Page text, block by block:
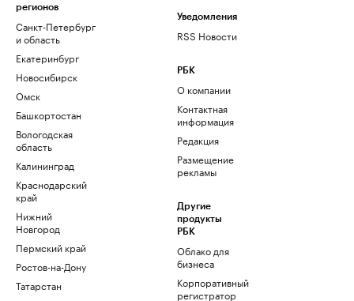
регионов
Санкт-Петербург
и область
Екатеринбург
Новосибирск
Омск
Башкортостан
Вологодская
область
Калининград
Краснодарский
край
Нижний
Новгород
Пермский край
Ростов-на-Дону
Татарстан
Уведомления
RSS Новости
РБК
О компании
Контактная
информация
Редакция
Размещение
рекламы
Другие
продукты
РБК
Облако для
бизнеса
Корпоративный
регистратор